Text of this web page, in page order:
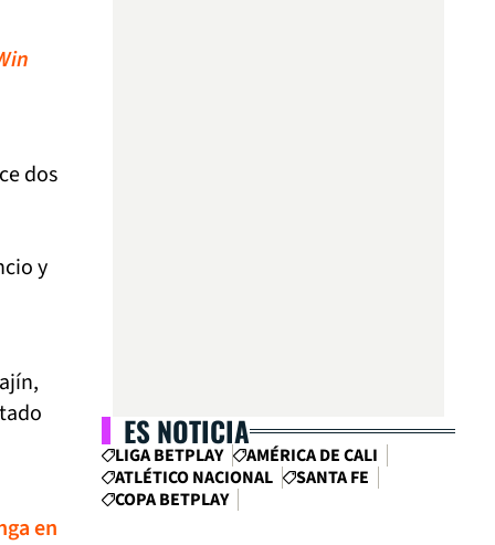
dos
y
en
ES NOTICIA
LIGA BETPLAY
AMÉRICA DE CALI
ATLÉTICO NACIONAL
SANTA FE
COPA BETPLAY